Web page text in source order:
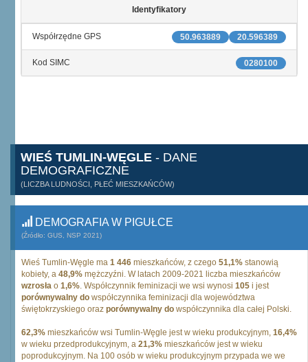
Identyfikatory
20.596389
50.963889
Współrzędne GPS
0280100
Kod SIMC
WIEŚ TUMLIN-WĘGLE - DANE
DEMOGRAFICZNE
(LICZBA LUDNOŚCI, PŁEĆ MIESZKAŃCÓW)
DEMOGRAFIA W PIGUŁCE
(Źródło: GUS, NSP 2021)
Wieś Tumlin-Węgle ma 1 446 mieszkańców, z czego 51,1% stanowią
kobiety, a 48,9% mężczyźni. W latach 2009-2021 liczba mieszkańców
wzrosła o 1,6%. Współczynnik feminizacji we wsi wynosi 105 i jest
porównywalny do współczynnika feminizacji dla województwa
świętokrzyskiego oraz porównywalny do współczynnika dla całej Polski.
62,3% mieszkańców wsi Tumlin-Węgle jest w wieku produkcyjnym, 16,4%
w wieku przedprodukcyjnym, a 21,3% mieszkańców jest w wieku
poprodukcyjnym. Na 100 osób w wieku produkcyjnym przypada we we